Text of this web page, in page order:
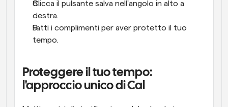
Clicca il pulsante salva nell'angolo in alto a
destra.
Fatti i complimenti per aver protetto il tuo
tempo.
Proteggere il tuo tempo:
l'approccio unico di Cal